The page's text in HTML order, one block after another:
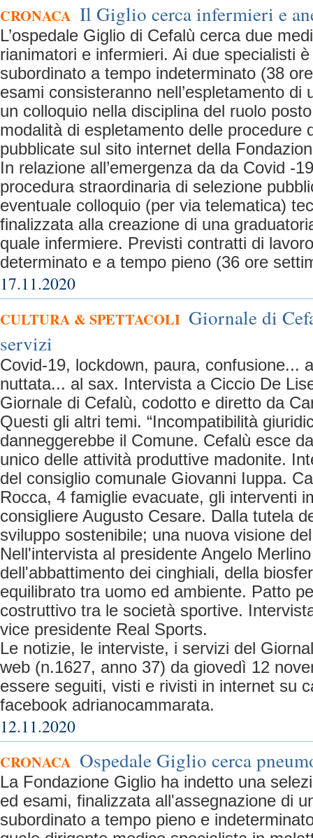
CRONACA Il Giglio cerca infermieri e
L’ospedale Giglio di Cefalù cerca due
rianimatori e infermieri. Ai due specialisti
subordinato a tempo indeterminato (38
esami consisteranno nell’espletamento di
un colloquio nella disciplina del ruolo
modalità di espletamento delle procedure
pubblicate sul sito internet della
In relazione all’emergenza da da Covid -
procedura straordinaria di selezione
eventuale colloquio (per via telematica)
finalizzata alla creazione di una
quale infermiere. Previsti contratti di
determinato e a tempo pieno (36 ore
17.11.2020
CULTURA & SPETTACOLI Giornale di
servizi
Covid-19, lockdown, paura, confusione...
nuttata... al sax. Intervista a Ciccio De
Giornale di Cefalù, codotto e diretto da
Questi gli altri temi. “Incompatibilità
danneggerebbe il Comune. Cefalù esce
unico delle attività produttive madonite.
del consiglio comunale Giovanni Iuppa.
Rocca, 4 famiglie evacuate, gli interventi
consigliere Augusto Cesare. Dalla tutela
sviluppo sostenibile; una nuova visione
Nell'intervista al presidente Angelo
dell'abbattimento dei cinghiali, della
equilibrato tra uomo ed ambiente. Patto
costruttivo tra le società sportive.
vice presidente Real Sports.
Le notizie, le interviste, i servizi del
web (n.1627, anno 37) da giovedì 12
essere seguiti, visti e rivisti in internet su
facebook adrianocammarata.
12.11.2020
CRONACA Ospedale Giglio cerca
La Fondazione Giglio ha indetto una
ed esami, finalizzata all'assegnazione di
subordinato a tempo pieno e